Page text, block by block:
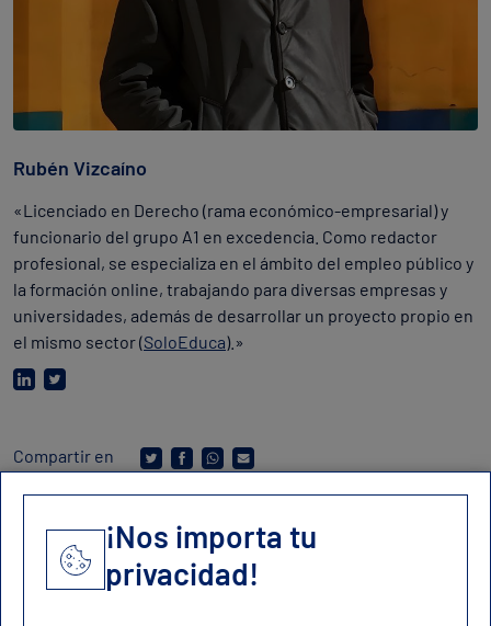
Rubén Vizcaíno
«Licenciado en Derecho (rama económico-empresarial) y
funcionario del grupo A1 en excedencia. Como redactor
profesional, se especializa en el ámbito del empleo público y
la formación online, trabajando para diversas empresas y
universidades, además de desarrollar un proyecto propio en
el mismo sector (SoloEduca).»
Compartir en
Contacto
¡Nos importa tu
privacidad!